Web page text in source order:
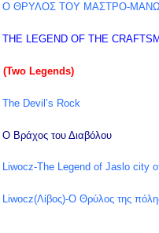
Ο ΘΡΥΛΟΣ ΤΟΥ ΜΑΣΤΡΟ-
THE LEGEND OF THE
(Two Legends)
The Devil’s Rock
Ο Βράχος του Διαβόλου
Liwocz-The Legend of Jaslo city
Liwocz(Λίβος)-Ο Θρύλος της